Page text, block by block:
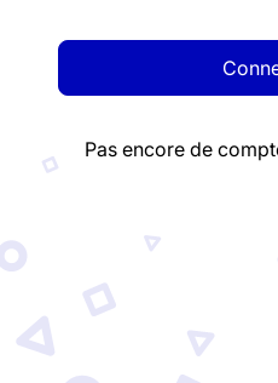
Pas encore de